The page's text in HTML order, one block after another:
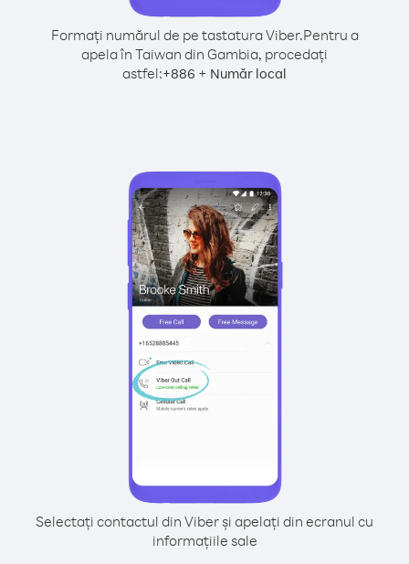
Formați numărul de pe tastatura Viber.Pentru a
apela în Taiwan din Gambia, procedați
astfel:+886 + Număr local
Selectați contactul din Viber și apelați din ecranul cu
informațiile sale